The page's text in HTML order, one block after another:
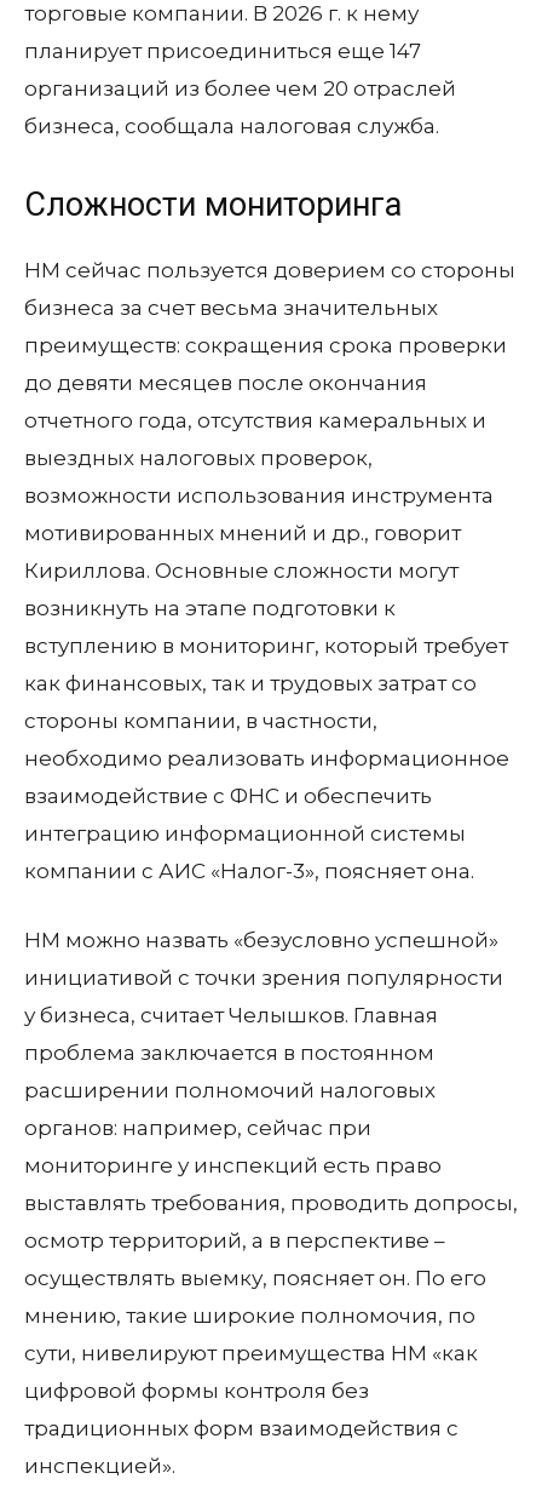
торговые компании. В 2026 г. к нему
планирует присоединиться еще 147
организаций из более чем 20 отраслей
бизнеса, сообщала налоговая служба.
Сложности мониторинга
НМ сейчас пользуется доверием со стороны
бизнеса за счет весьма значительных
преимуществ: сокращения срока проверки
до девяти месяцев после окончания
отчетного года, отсутствия камеральных и
выездных налоговых проверок,
возможности использования инструмента
мотивированных мнений и др., говорит
Кириллова. Основные сложности могут
возникнуть на этапе подготовки к
вступлению в мониторинг, который требует
как финансовых, так и трудовых затрат со
стороны компании, в частности,
необходимо реализовать информационное
взаимодействие с ФНС и обеспечить
интеграцию информационной системы
компании с АИС «Налог-3», поясняет она.
НМ можно назвать «безусловно успешной»
инициативой с точки зрения популярности
у бизнеса, считает Челышков. Главная
проблема заключается в постоянном
расширении полномочий налоговых
органов: например, сейчас при
мониторинге у инспекций есть право
выставлять требования, проводить допросы,
осмотр территорий, а в перспективе –
осуществлять выемку, поясняет он. По его
мнению, такие широкие полномочия, по
сути, нивелируют преимущества НМ «как
цифровой формы контроля без
традиционных форм взаимодействия с
инспекцией».